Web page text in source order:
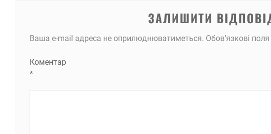
ЗАЛИШИТИ
Ваша e-mail адреса не оприлюднюватиметься. Обов’язкові
Коментар
*